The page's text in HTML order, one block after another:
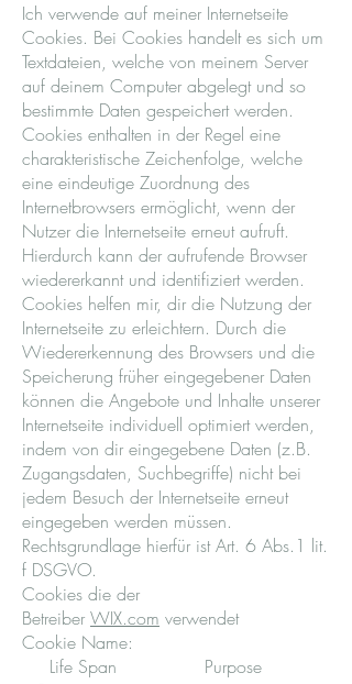
Ich verwende auf meiner Internetseite
Cookies. Bei Cookies handelt es sich um
Textdateien, welche von meinem Server
auf deinem Computer abgelegt und so
bestimmte Daten gespeichert werden.
Cookies enthalten in der Regel eine
charakteristische Zeichenfolge, welche
eine eindeutige Zuordnung des
Internetbrowsers ermöglicht, wenn der
Nutzer die Internetseite erneut aufruft.
Hierdurch kann der aufrufende Browser
wiedererkannt und identifiziert werden.
Cookies helfen mir, dir die Nutzung der
Internetseite zu erleichtern. Durch die
Wiedererkennung des Browsers und die
Speicherung früher eingegebener Daten
können die Angebote und Inhalte unserer
Internetseite individuell optimiert werden,
indem von dir eingegebene Daten (z.B.
Zugangsdaten, Suchbegriffe) nicht bei
jedem Besuch der Internetseite erneut
eingegeben werden müssen.
Rechtsgrundlage hierfür ist Art. 6 Abs.1 lit.
f DSGVO.
Cookies die der
Betreiber WIX.com verwendet
Cookie Name:
Life Span Purpose